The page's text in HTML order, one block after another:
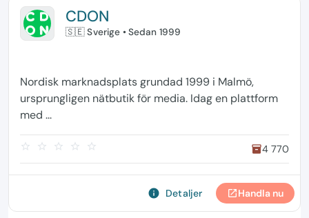
CDON
🇸🇪 Sverige • Sedan 1999
Nordisk marknadsplats grundad 1999 i Malmö,
ursprungligen nätbutik för media. Idag en plattform
med ...
star_border star_border star_border star_border star_border inventory4 770
info Detaljer open_in_newHandla nu